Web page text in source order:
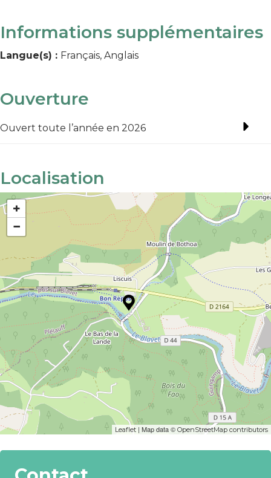
Informations supplémentaires
Langue(s) : Français, Anglais
Ouverture
Ouvert toute l’année en 2026
Localisation
+
−
Leaflet | Map data © OpenStreetMap contributors